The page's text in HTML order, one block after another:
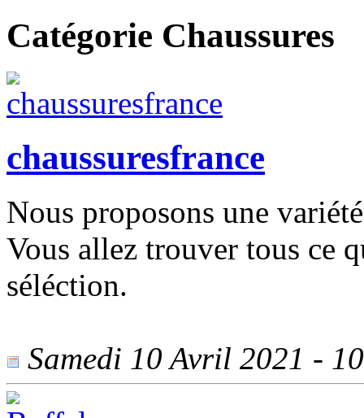
Catégorie Chaussures
chaussuresfrance
Nous proposons une
Vous allez trouver tous ce
séléction.
Samedi 10 Avril 2021 -